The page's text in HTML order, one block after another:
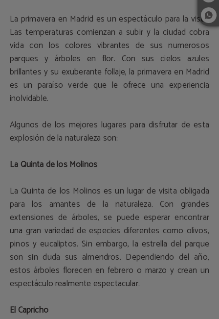
La primavera en Madrid es un espectáculo para la vista.
Las temperaturas comienzan a subir y la ciudad cobra
vida con los colores vibrantes de sus numerosos
parques y árboles en flor. Con sus cielos azules
brillantes y su exuberante follaje, la primavera en Madrid
es un paraíso verde que le ofrece una experiencia
inolvidable.
Algunos de los mejores lugares para disfrutar de esta
explosión de la naturaleza son:
La Quinta de los Molinos
La Quinta de los Molinos es un lugar de visita obligada
para los amantes de la naturaleza. Con grandes
extensiones de árboles, se puede esperar encontrar
una gran variedad de especies diferentes como olivos,
pinos y eucaliptos. Sin embargo, la estrella del parque
son sin duda sus almendros. Dependiendo del año,
estos árboles florecen en febrero o marzo y crean un
espectáculo realmente espectacular.
El Capricho